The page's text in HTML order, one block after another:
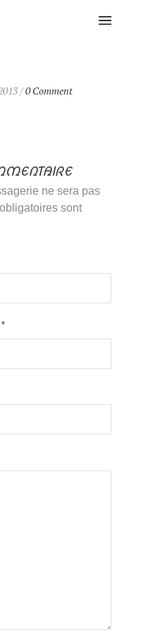
/0 Comment
ne sera pas
sont
*